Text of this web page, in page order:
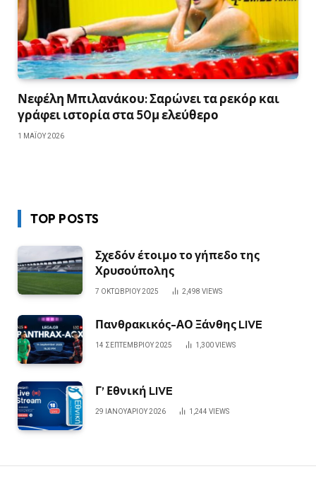
Νεφέλη Μπιλανάκου: Σαρώνει τα ρεκόρ και
γράφει ιστορία στα 50μ ελεύθερο
1 ΜΑΪ́ΟΥ 2026
TOP POSTS
Σχεδόν έτοιμο το γήπεδο της
Χρυσούπολης
7 ΟΚΤΩΒΡΊΟΥ 2025 2,498 VIEWS
Πανθρακικός-ΑΟ Ξάνθης LIVE
14 ΣΕΠΤΕΜΒΡΊΟΥ 2025 1,300VIEWS
Γ’ Εθνική LIVE
29 ΙΑΝΟΥΑΡΊΟΥ 2026 1,244 VIEWS